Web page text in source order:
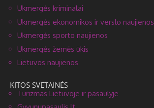
Ukmergės kriminalai
Ukmergės ekonomikos ir verslo naujienos
Ukmergės sporto naujienos
Ukmergės žemės ūkis
Lietuvos naujienos
KITOS SVETAINĖS
Turizmas Lietuvoje ir pasaulyje